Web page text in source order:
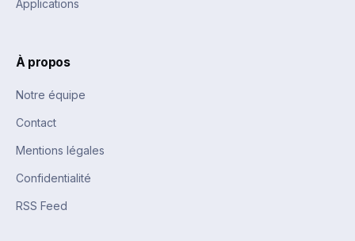
Applications
À propos
Notre équipe
Contact
Mentions légales
Confidentialité
RSS Feed